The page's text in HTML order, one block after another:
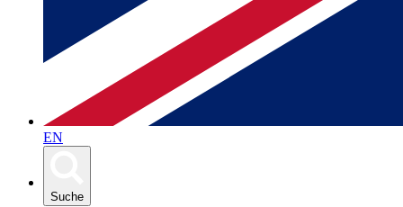
EN
Suche